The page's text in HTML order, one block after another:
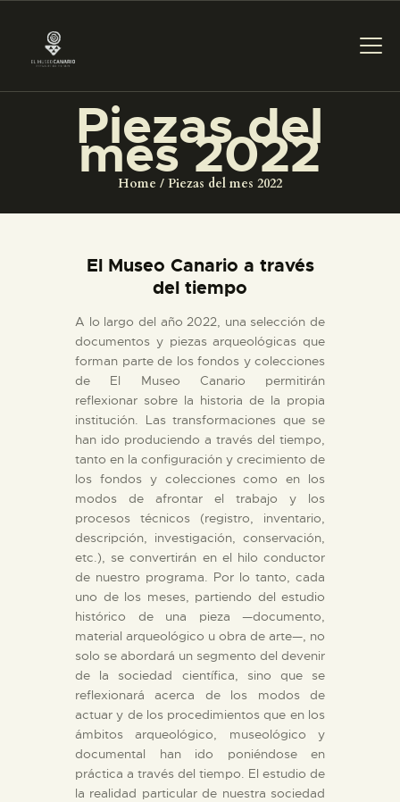
Piezas del
mes 2022
Home Piezas del mes 2022
PREPARAR LA VISITA
ACTIVIDADES
EL MUSEO
COLECCIONES
DIDÁCTICA
ESPAÑOL
PREPARAR LA VISITA
ACTIVIDADES
█
EL MUSEO
COLECCIONES
DIDÁCTICA
El Museo Canario a través
del tiempo
A lo largo del año 2022, una selección de
documentos y piezas arqueológicas que
forman parte de los fondos y colecciones
de El Museo Canario permitirán
reflexionar sobre la historia de la propia
institución. Las transformaciones que se
han ido produciendo a través del tiempo,
tanto en la configuración y crecimiento de
los fondos y colecciones como en los
modos de afrontar el trabajo y los
procesos técnicos (registro, inventario,
descripción, investigación, conservación,
etc.), se convertirán en el hilo conductor
de nuestro programa. Por lo tanto, cada
uno de los meses, partiendo del estudio
histórico de una pieza —documento,
material arqueológico u obra de arte—, no
solo se abordará un segmento del devenir
de la sociedad científica, sino que se
reflexionará acerca de los modos de
actuar y de los procedimientos que en los
ámbitos arqueológico, museológico y
documental han ido poniéndose en
práctica a través del tiempo. El estudio de
la realidad particular de nuestra sociedad